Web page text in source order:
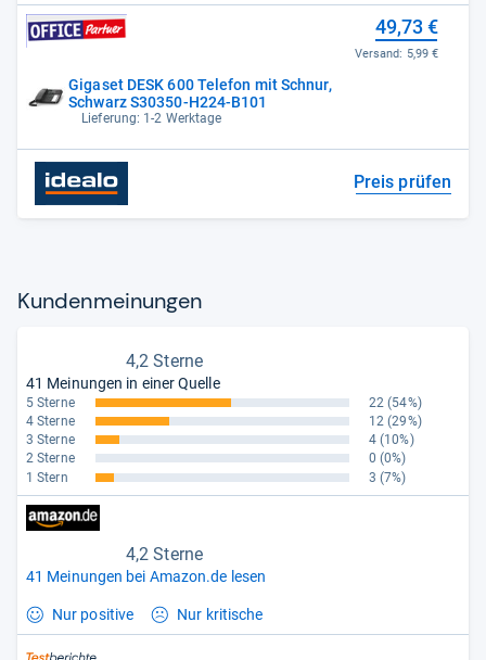
Gigaset DESK 600 Telefon mit Schnur,
Schwarz S30350-H224-B101
Lieferung: 1-2 Werktage
49,73 €
Versand: 5,99 €
Preis prüfen
Kun­den­mei­nun­gen
4,2 Sterne
41 Meinungen in einer Quelle
5 Sterne 22 (54%)
4 Sterne
12 (29%)
3 Sterne
4 (10%)
2 Sterne
0 (0%)
1 Stern
3 (7%)
4,2 Sterne
41 Meinungen bei Amazon.de lesen
Nur positive Nur kritische